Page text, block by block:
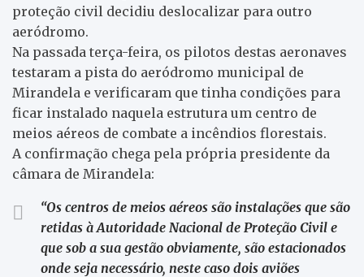
proteção civil decidiu deslocalizar para outro
aeródromo.
Na passada terça-feira, os pilotos destas aeronaves
testaram a pista do aeródromo municipal de
Mirandela e verificaram que tinha condições para
ficar instalado naquela estrutura um centro de
meios aéreos de combate a incêndios florestais.
A confirmação chega pela própria presidente da
câmara de Mirandela:
“Os centros de meios aéreos são instalações que são
retidas à Autoridade Nacional de Proteção Civil e
que sob a sua gestão obviamente, são estacionados
onde seja necessário, neste caso dois aviões